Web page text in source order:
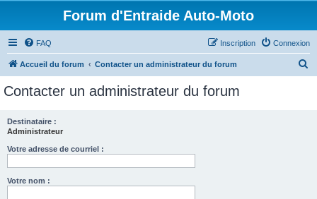
Forum d'Entraide Auto-Moto
FAQ Connexion
Inscription
Accueil du forum Contacter un administrateur du forum
Contacter un administrateur du forum
Destinataire :
Administrateur
Votre adresse de courriel :
Votre nom :